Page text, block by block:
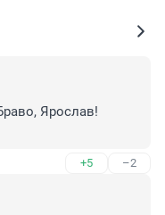
Ярослав!
+5 –2